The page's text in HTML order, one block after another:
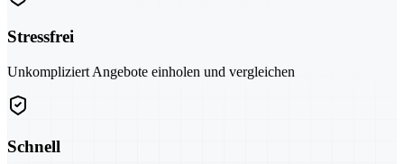
Stressfrei
Unkompliziert Angebote einholen und vergleichen
Schnell